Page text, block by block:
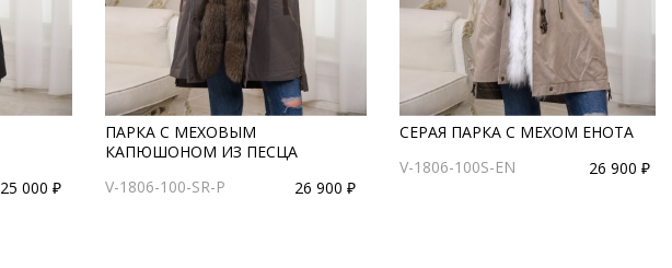
25 000 ₽
ПАРКА С МЕХОВЫМ
КАПЮШОНОМ ИЗ ПЕСЦА
V-1806-100-SR-P
26 900 ₽
СЕРАЯ ПАРКА С МЕХОМ ЕНОТА
V-1806-100S-EN
26 900 ₽